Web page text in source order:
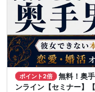
ポイント2倍
無料！奥
ンライン【セミナー】